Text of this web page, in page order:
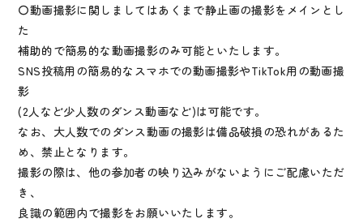
〇動画撮影に関しましてはあくまで静止画の撮影をメインとし
た
補助的で簡易的な動画撮影のみ可能といたします。
SNS投稿用の簡易的なスマホでの動画撮影やTikTok用の動画撮
影
(2人など少人数のダンス動画など)は可能です。
なお、大人数でのダンス動画の撮影は備品破損の恐れがあるた
め、禁止となります。
撮影の際は、他の参加者の映り込みがないようにご配慮いただ
き、
良識の範囲内で撮影をお願いいたします。